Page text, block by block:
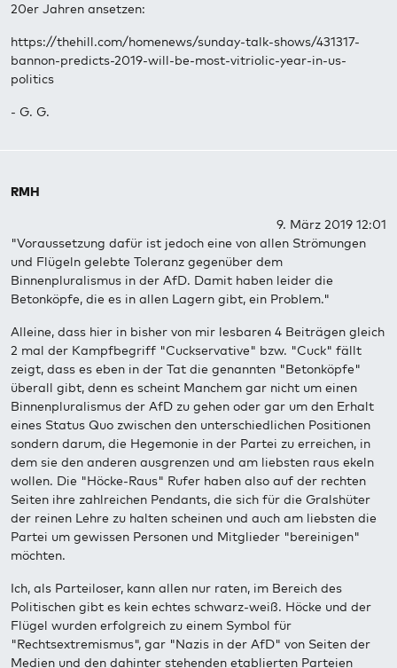
20er Jahren ansetzen:
https://thehill.com/homenews/sunday-talk-shows/431317-
bannon-predicts-2019-will-be-most-vitriolic-year-in-us-
politics
- G. G.
RMH
9. März 2019 12:01
"Voraussetzung dafür ist jedoch eine von allen Strömungen
und Flügeln gelebte Toleranz gegenüber dem
Binnenpluralismus in der AfD. Damit haben leider die
Betonköpfe, die es in allen Lagern gibt, ein Problem."
Alleine, dass hier in bisher von mir lesbaren 4 Beiträgen gleich
2 mal der Kampfbegriff "Cuckservative" bzw. "Cuck" fällt
zeigt, dass es eben in der Tat die genannten "Betonköpfe"
überall gibt, denn es scheint Manchem gar nicht um einen
Binnenpluralismus der AfD zu gehen oder gar um den Erhalt
eines Status Quo zwischen den unterschiedlichen Positionen
sondern darum, die Hegemonie in der Partei zu erreichen, in
dem sie den anderen ausgrenzen und am liebsten raus ekeln
wollen. Die "Höcke-Raus" Rufer haben also auf der rechten
Seiten ihre zahlreichen Pendants, die sich für die Gralshüter
der reinen Lehre zu halten scheinen und auch am liebsten die
Partei um gewissen Personen und Mitglieder "bereinigen"
möchten.
Ich, als Parteiloser, kann allen nur raten, im Bereich des
Politischen gibt es kein echtes schwarz-weiß. Höcke und der
Flügel wurden erfolgreich zu einem Symbol für
"Rechtsextremismus", gar "Nazis in der AfD" von Seiten der
Medien und den dahinter stehenden etablierten Parteien